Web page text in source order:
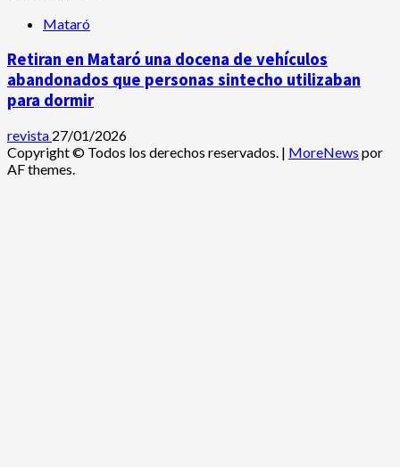
Mataró
Retiran en Mataró una docena de vehículos
abandonados que personas sintecho utilizaban
para dormir
revista 27/01/2026
Copyright © Todos los derechos reservados. | MoreNews por
AF themes.